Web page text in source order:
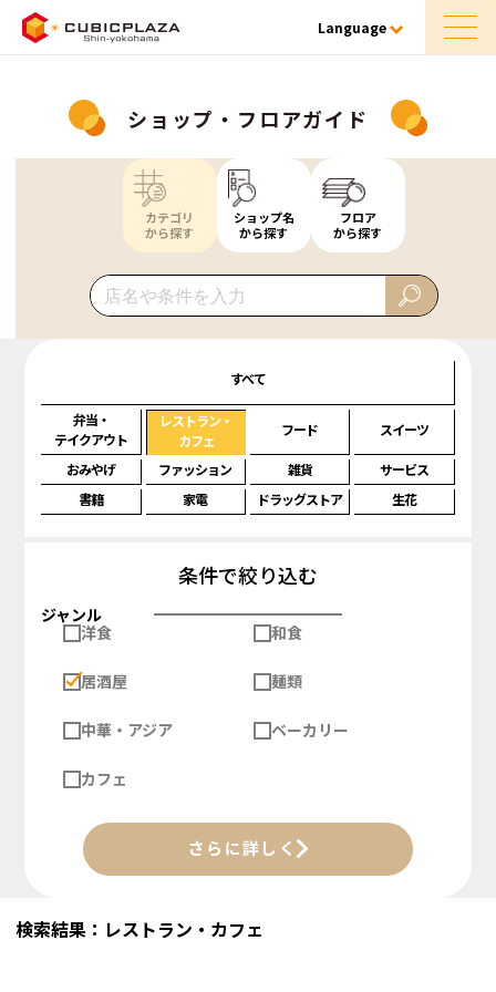
Language
ショップ・フロアガイド
カテゴリ
から探す
ショップ名
から探す
フロア
から探す
すべて
弁当・
テイクアウト
レストラン・
カフェ
フード スイーツ
おみやげ ファッション 雑貨
サービス
書籍
家電 ドラッグストア 生花
条件で絞り込む
ジャンル
洋食
和食
居酒屋 麺類
中華・アジア ベーカリー
カフェ
さらに詳しく
検索結果：レストラン・カフェ